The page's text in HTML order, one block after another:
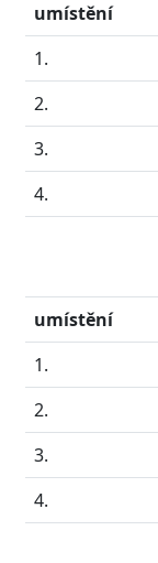
umístění
1.
2.
3.
4.
umístění
1.
2.
3.
4.